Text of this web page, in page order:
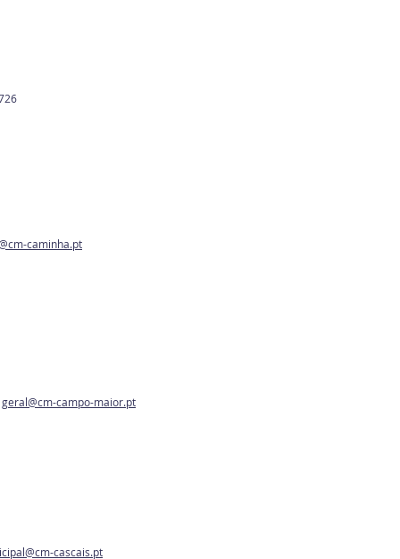
caminha.pt
geral@cm-campo-maior.pt
cascais.pt